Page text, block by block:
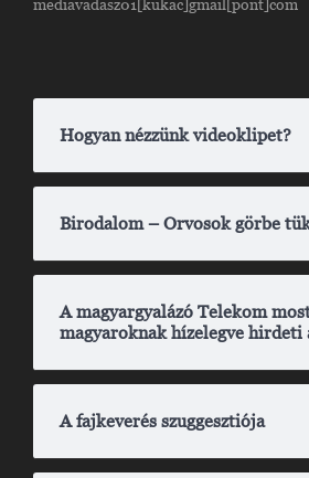
mediavadasz01[kukac]gmail[pont]com
Hogyan nézzünk videoklipet?
Birodalom – Orvosok görbe
A magyargyalázó Telekom
magyaroknak hízelegve hirdeti
A fajkeverés szuggesztiója